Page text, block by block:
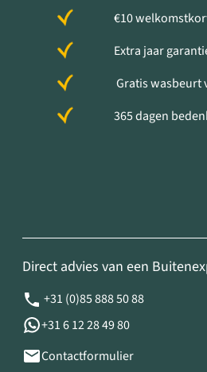
€10
Extra jaar
Gratis wasbeurt
365 dagen
Direct advies van een
+31 (0)85 888 50 88
+31 6 12 28 49 80
Contactformulier